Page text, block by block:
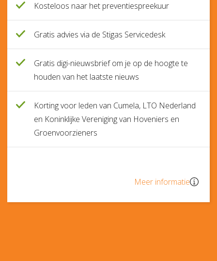
Kosteloos naar het preventiespreekuur
Gratis advies via de Stigas Servicedesk
Gratis digi-nieuwsbrief om je op de hoogte te
houden van het laatste nieuws
Korting voor leden van Cumela, LTO Nederland
en Koninklijke Vereniging van Hoveniers en
Groenvoorzieners
Meer informatie